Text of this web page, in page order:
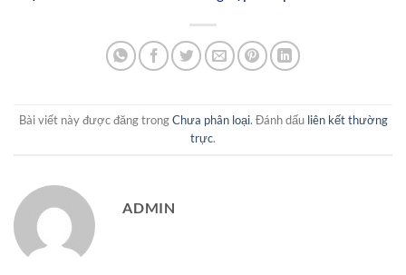
Bài viết này được đăng trongChưa phân loại. Đánh dấu liên kết thường
trực.
ADMIN